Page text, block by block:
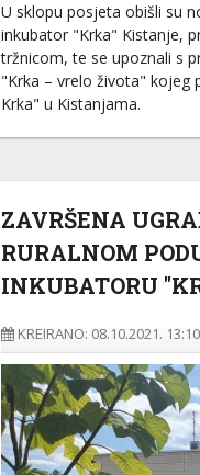
U sklopu posjeta obišli su
inkubator "Krka" Kistanje,
tržnicom, te se upoznali s
"Krka – vrelo života" kojeg
Krka" u Kistanjama.
ZAVRŠENA
RURALNOM
INKUBATORU
KREIRANO: 08.10.2021. 13:10